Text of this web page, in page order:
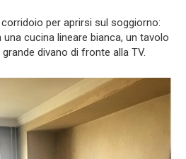
per aprirsi sul soggiorno:
cucina lineare bianca, un tavolo
divano di fronte alla TV.